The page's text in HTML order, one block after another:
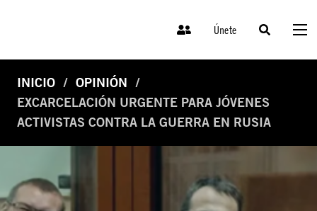
Únete
INICIO
OPINIÓN
EXCARCELACIÓN URGENTE PARA JÓVENES
ACTIVISTAS CONTRA LA GUERRA EN RUSIA